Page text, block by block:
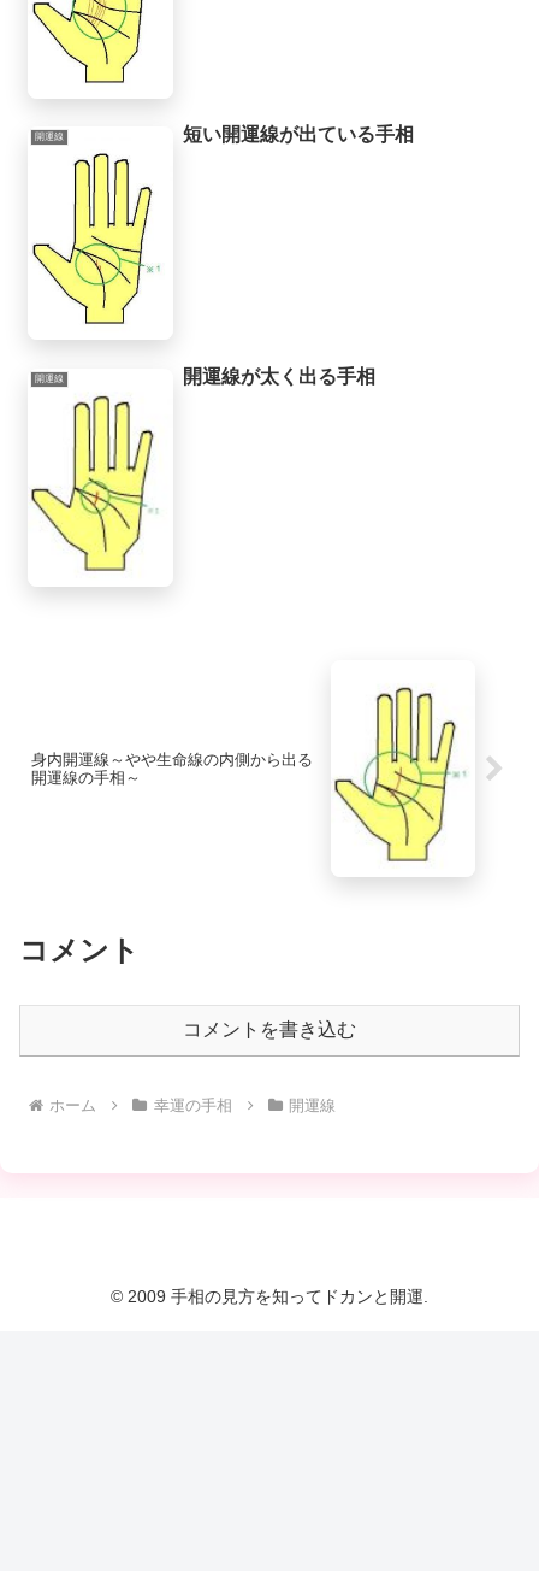
開運線 短い開運線が出ている手相
開運線 開運線が太く出る手相
身内開運線～やや生命線の内側から出る
開運線の手相～
コメント
コメントを書き込む
ホーム 幸運の手相 開運線
© 2009 手相の見方を知ってドカンと開運.